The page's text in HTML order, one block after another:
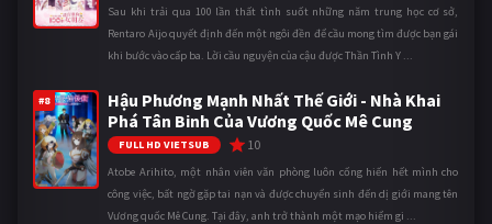
Sau khi trải qua 100 lần thất tình suốt những năm trung học cơ sở,
Rentaro Aijo quyết định đến một ngôi đền để cầu mong tìm được bạn gái
khi bước vào cấp ba. Lời cầu nguyện của cậu được Thần Tình Y ...
#8
Hậu Phương Mạnh Nhất Thế Giới - Nhà Khai
Phá Tân Binh Của Vương Quốc Mê Cung
FULL HD VIETSUB 10
Atobe Arihito, một nhân viên văn phòng luôn cống hiến hết mình cho
công việc, bất ngờ gặp tai nạn và được chuyển sinh đến dị giới mang tên
Vương quốc Mê Cung. Tại đây, anh trở thành một mạo hiểm gi ...